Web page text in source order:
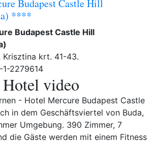
Budapest Castle Hill
****
Budapest Castle Hill
Krisztina krt. 41-43.
2279614
Hotel video
- Hotel Mercure Budapest Castle
in dem Geschäftsviertel von Buda,
Umgebung. 390 Zimmer, 7
die Gäste werden mit einem Fitness